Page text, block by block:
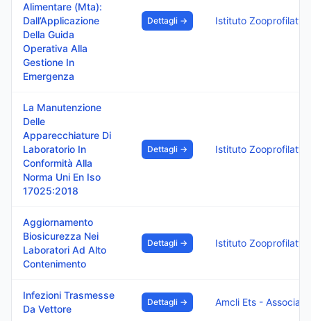
Alimentare (Mta):
Dall’Applicazione
Della Guida
Operativa Alla
Gestione In
Emergenza
Dettagli →
La Manutenzione
Delle
Apparecchiature Di
Laboratorio In
Conformità Alla
Norma Uni En Iso
17025:2018
Dettagli →
Aggiornamento
Biosicurezza Nei
Laboratori Ad Alto
Contenimento
Dettagli →
Infezioni Trasmesse
Da Vettore
Dettagli →